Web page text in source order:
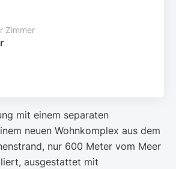
Zimmer
mit einem separaten
neuen Wohnkomplex aus dem
nur 600 Meter vom Meer
ausgestattet mit